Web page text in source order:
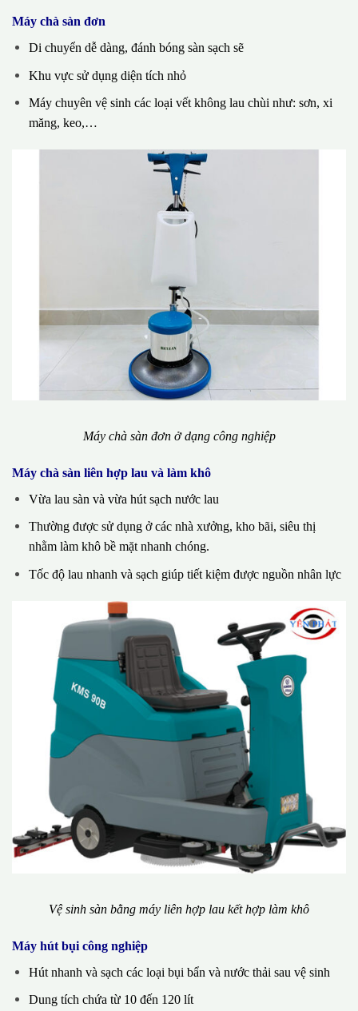
Máy chà sàn đơn
Di chuyển dễ dàng, đánh bóng sàn sạch sẽ
Khu vực sử dụng diện tích nhỏ
Máy chuyên vệ sinh các loại vết không lau chùi như: sơn, xi
măng, keo,…
Máy chà sàn đơn ở dạng công nghiệp
Máy chà sàn liên hợp lau và làm khô
Vừa lau sàn và vừa hút sạch nước lau
Thường được sử dụng ở các nhà xưởng, kho bãi, siêu thị
nhằm làm khô bề mặt nhanh chóng.
Tốc độ lau nhanh và sạch giúp tiết kiệm được nguồn nhân lực
Vệ sinh sàn bằng máy liên hợp lau kết hợp làm khô
Máy hút bụi công nghiệp
Hút nhanh và sạch các loại bụi bẩn và nước thải sau vệ sinh
Dung tích chứa từ 10 đến 120 lít